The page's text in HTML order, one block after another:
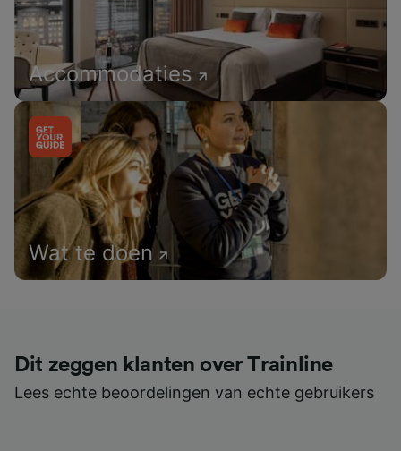
Accommodaties
Wat te doen
Dit zeggen klanten over Trainline
Lees echte beoordelingen van echte gebruikers